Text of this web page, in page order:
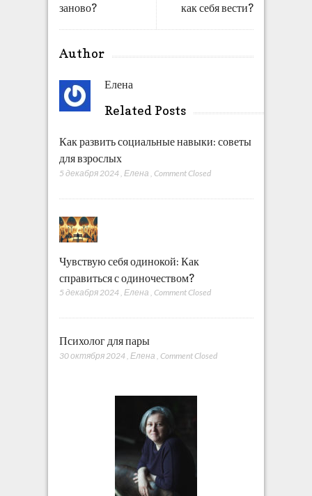
как себя вести?
заново?
Author
Елена
Related Posts
Как развить социальные навыки: советы
для взрослых
5 декабря 2024 Елена Comment Closed
Чувствую себя одинокой: Как
справиться с одиночеством?
5 декабря 2024, Елена , Comment Closed
Психолог для пары
30 октября 2024, Елена , Comment Closed